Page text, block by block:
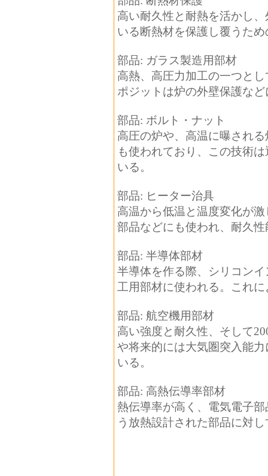
高い耐久性と耐熱を活かし
いる断熱材を保護し覆うた
部品: ガラス製造用部材
高熱、高圧力加工の一つと
ポジットは炉の外壁保護な
部品: ボルト・ナット
高圧の炉や、高温に曝され
も使われており、この技術
いる。
部品: ヒーター治具
高温から低温と温度変化が
部品などにも使われ、耐久
部品: 半導体部材
半導体を作る際、シリコン
工用部材に使われる。これ
部品: 航空機用部材
高い強度と耐久性、そして
や将来的には大気圏突入能
いる。
部品: 高熱伝導率部材
熱伝導率が高く、電気電子
う放熱設計された部品に対